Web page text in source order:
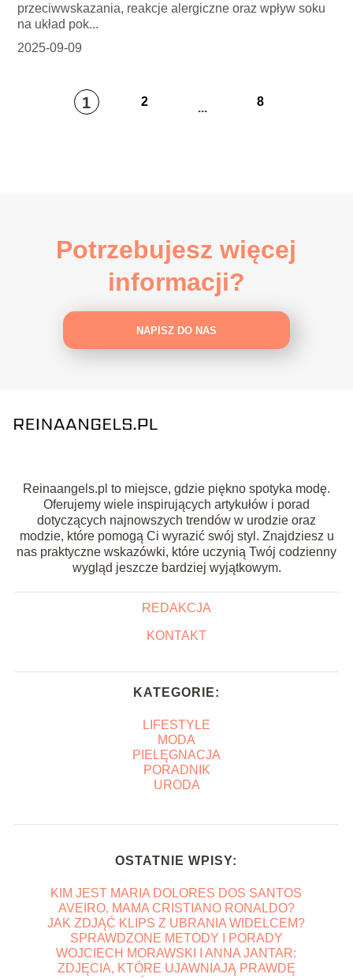
przeciwwskazania, reakcje alergiczne oraz wpływ soku
na układ pok...
2025-09-09
1 2 ... 8
Potrzebujesz więcej
informacji?
NAPISZ DO NAS
Reinaangels.pl to miejsce, gdzie piękno spotyka modę.
Oferujemy wiele inspirujących artykułów i porad
dotyczących najnowszych trendów w urodzie oraz
modzie, które pomogą Ci wyrazić swój styl. Znajdziesz u
nas praktyczne wskazówki, które uczynią Twój codzienny
wygląd jeszcze bardziej wyjątkowym.
REDAKCJA
KONTAKT
KATEGORIE:
LIFESTYLE
MODA
PIELĘGNACJA
PORADNIK
URODA
OSTATNIE WPISY:
KIM JEST MARIA DOLORES DOS SANTOS
AVEIRO, MAMA CRISTIANO RONALDO?
JAK ZDJĄĆ KLIPS Z UBRANIA WIDELCEM?
SPRAWDZONE METODY I PORADY
WOJCIECH MORAWSKI I ANNA JANTAR:
ZDJĘCIA, KTÓRE UJAWNIAJĄ PRAWDĘ